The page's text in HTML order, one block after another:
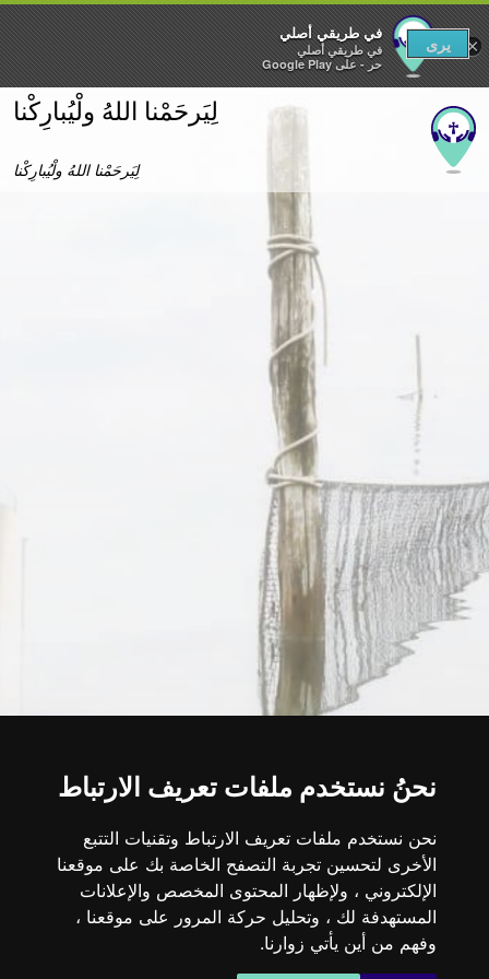
نحنُ نستخدم ملفات تعريف الارتباط
نحن نستخدم ملفات تعريف الارتباط وتقنيات التتبع
الأخرى لتحسين تجربة التصفح الخاصة بك على موقعنا
الإلكتروني ، ولإظهار المحتوى المخصص والإعلانات
المستهدفة لك ، وتحليل حركة المرور على موقعنا ،
وفهم من أين يأتي زوارنا.
×
في طريقي أصلي‎
في طريقي أصلي‎
حر - على Google Play
يرى
لِيَرحَمْنا اللهُ ولْيُبارِكْنا
لِيَرحَمْنا اللهُ ولْيُبارِكْنا